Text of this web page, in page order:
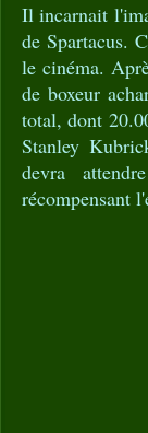
Il incarnait
de Spartacus.
le cinéma.
de boxeur
total, dont
Stanley
devra
récompensant